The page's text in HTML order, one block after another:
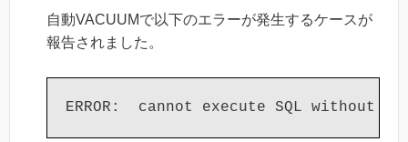
自動VACUUMで以下のエラーが発生するケースが
報告されました。